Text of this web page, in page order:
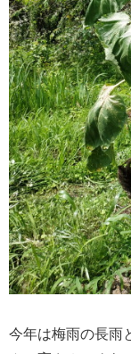
今年は梅雨の長雨